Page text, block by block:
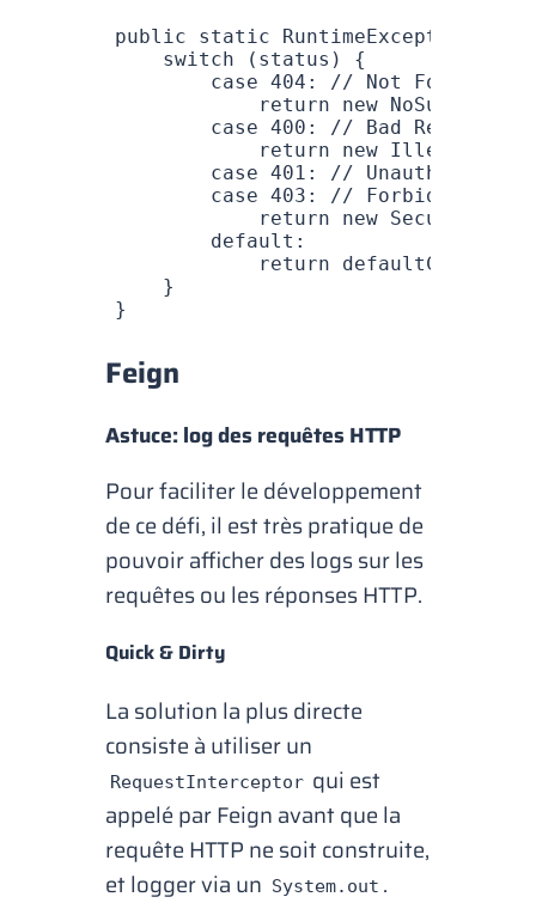
public static RuntimeException
    switch
(status) {
        case
404 :
// Not Found
            return
new
        case
400 :
// Bad Request
            return
new
        case
401 :
// Unauthorized
        case
403 :
// Forbidden
            return
new
        default:
            return
defaultCase
    }
}
Feign
Astuce: log des requêtes HTTP
Pour faciliter le développement
de ce défi, il est très pratique de
pouvoir afficher deslogssur les
requêtes ou les réponses HTTP.
Quick & Dirty
La solution la plus directe
consiste à utiliser un
RequestInterceptor qui est
appelé par Feign avant que la
requête HTTP ne soit construite,
et loggervia un System.out .